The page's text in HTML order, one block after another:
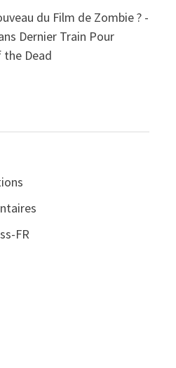
du Film de Zombie ? -
Dernier Train Pour
the Dead
FR